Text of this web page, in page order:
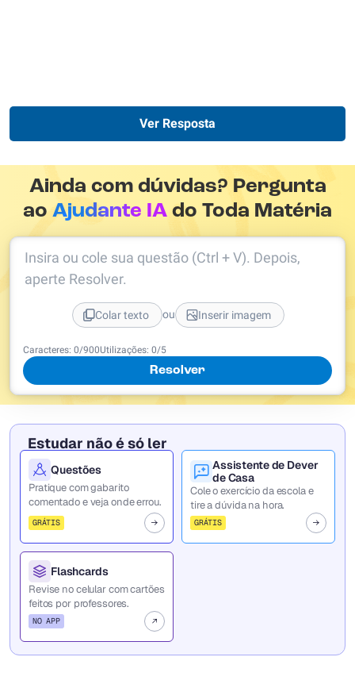
Ver Resposta
Ainda com dúvidas? Pergunta
aoAjudante IA do Toda Matéria
Caracteres: 0/900Utilizações: 0/5
Resolver
Insira ou cole sua questão (Ctrl + V). Depois,
aperte Resolver.
Colar texto ou Inserir imagem
Estudar não é só ler
Questões
Pratique com gabarito
comentado e veja onde errou.
GRÁTIS
Assistente de Dever
de Casa
Cole o exercício da escola e
tire a dúvida na hora.
GRÁTIS
Flashcards
Revise no celular com cartões
feitos por professores.
NO APP